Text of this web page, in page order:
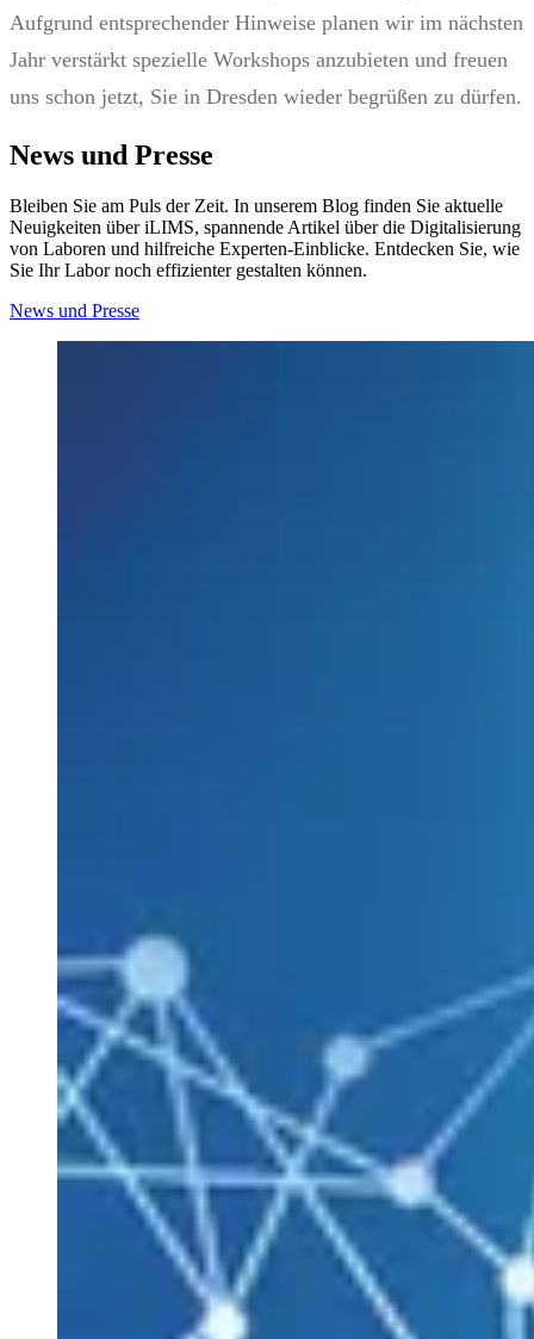
Aufgrund entsprechender Hinweise planen wir im nächsten
Jahr verstärkt spezielle Workshops anzubieten und freuen
uns schon jetzt, Sie in Dresden wieder begrüßen zu dürfen.
News und Presse
Bleiben Sie am Puls der Zeit. In unserem Blog finden Sie aktuelle
Neuigkeiten über iLIMS, spannende Artikel über die Digitalisierung
von Laboren und hilfreiche Experten-Einblicke. Entdecken Sie, wie
Sie Ihr Labor noch effizienter gestalten können.
News und Presse